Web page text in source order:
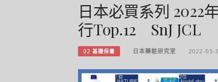
日本必買系列 2022
行Top.12 SnJ JCL
02 基礎保養 日本藥粧研究室 2022-05-